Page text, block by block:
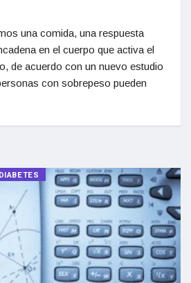
una comida, una respuesta
en el cuerpo que activa el
de acuerdo con un nuevo estudio
con sobrepeso pueden